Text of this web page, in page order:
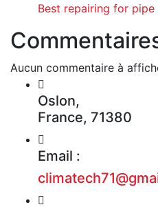
Best repairing for
Aucun commentaire à
Oslon,
France, 71380
Email :